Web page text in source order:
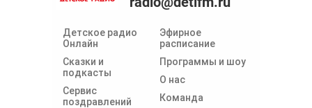
Детское радио
Онлайн
Сказки и
подкасты
Сервис
поздравлений
Эфирное
расписание
Программы и шоу
О нас
Команда